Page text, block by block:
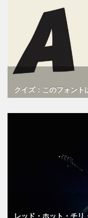
クイズ：このフォント
レッド・ホット・チ